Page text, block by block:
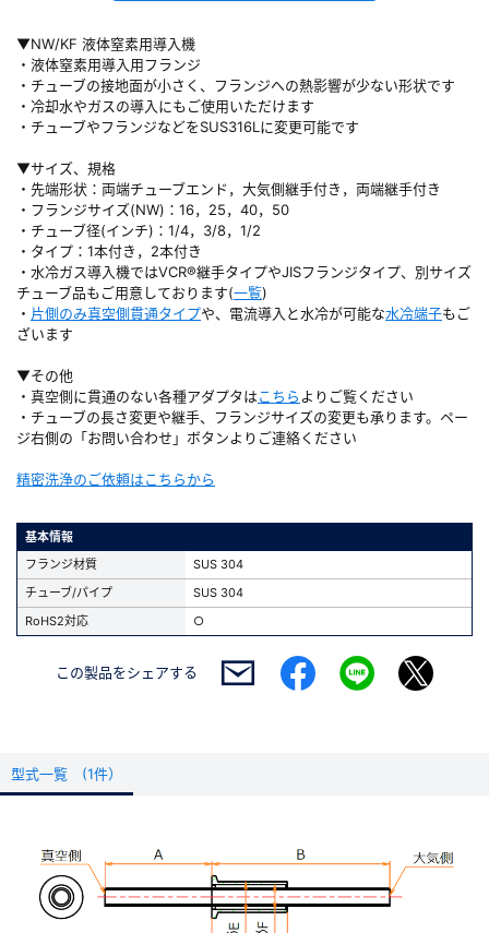
▼NW/KF 液体窒素用導入機
・液体窒素用導入用フランジ
・チューブの接地面が小さく、フランジへの熱影響が少ない形状です
・冷却水やガスの導入にもご使用いただけます
・チューブやフランジなどをSUS316Lに変更可能です
▼サイズ、規格
・先端形状：両端チューブエンド，大気側継手付き，両端継手付き
・フランジサイズ(NW)：16，25，40，50
・チューブ径(インチ)：1/4，3/8，1/2
・タイプ：1本付き，2本付き
・水冷ガス導入機ではVCR®継手タイプやJISフランジタイプ、別サイズ
チューブ品もご用意しております(一覧)
・ 片側のみ真空側貫通タイプや、電流導入と水冷が可能な水冷端子もご
ざいます
▼その他
・真空側に貫通のない各種アダプタはこちらよりご覧ください
・チューブの長さ変更や継手、フランジサイズの変更も承ります。ペー
ジ右側の「お問い合わせ」ボタンよりご連絡ください
精密洗浄のご依頼はこちらから
基本情報
フランジ材質
SUS 304
チューブ/パイプ
SUS 304
RoHS2対応
○
この製品をシェアする
型式一覧 (1件）